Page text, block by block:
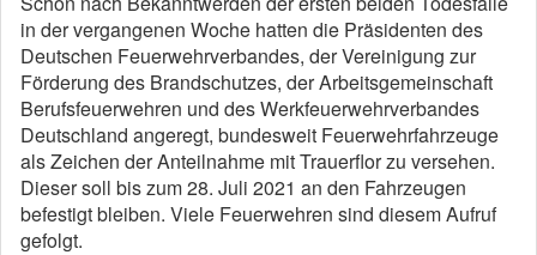
in der vergangenen Woche hatten die Präsidenten des
Deutschen Feuerwehrverbandes, der Vereinigung zur
Förderung des Brandschutzes, der Arbeitsgemeinschaft
Berufsfeuerwehren und des Werkfeuerwehrverbandes
Deutschland angeregt, bundesweit Feuerwehrfahrzeuge
als Zeichen der Anteilnahme mit Trauerflor zu versehen.
Dieser soll bis zum 28. Juli 2021 an den Fahrzeugen
befestigt bleiben. Viele Feuerwehren sind diesem Aufruf
gefolgt.